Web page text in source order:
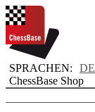
SPRACHEN:
DE
ChessBase Shop